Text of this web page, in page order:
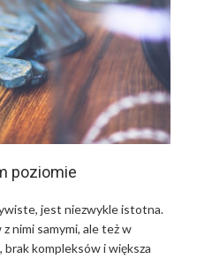
poziomie
jest niezwykle istotna.
nimi samymi, ale też w
kompleksów i większa